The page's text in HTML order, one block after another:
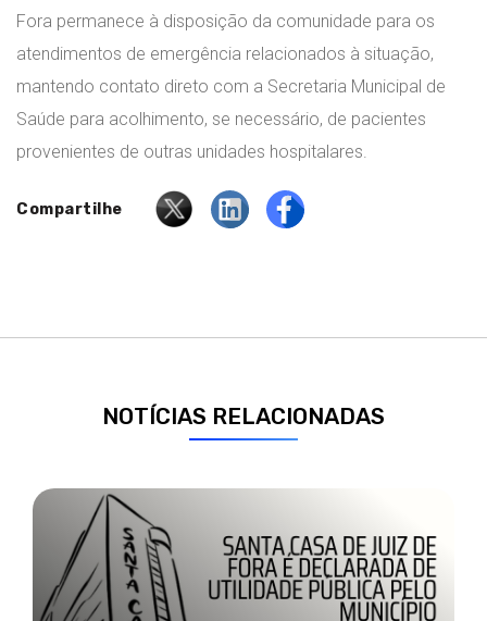
Fora permanece à disposição da comunidade para os
atendimentos de emergência relacionados à situação,
mantendo contato direto com a Secretaria Municipal de
Saúde para acolhimento, se necessário, de pacientes
provenientes de outras unidades hospitalares.
Compartilhe
NOTÍCIAS RELACIONADAS